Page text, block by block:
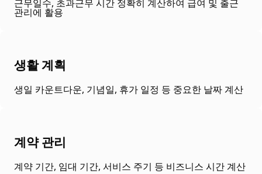
근무일수, 초과근무 시간 정확히 계산하여 급여 및 출근
관리에 활용
생활 계획
생일 카운트다운, 기념일, 휴가 일정 등 중요한 날짜 계산
계약 관리
계약 기간, 임대 기간, 서비스 주기 등 비즈니스 시간 계산